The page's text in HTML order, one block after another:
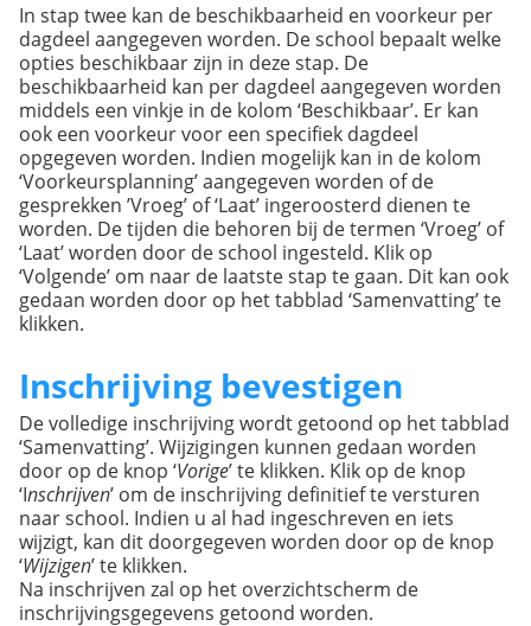
In stap twee kan de beschikbaarheid en voorkeur per
dagdeel aangegeven worden. De school bepaalt welke
opties beschikbaar zijn in deze stap. De
beschikbaarheid kan per dagdeel aangegeven worden
middels een vinkje in de kolom ‘Beschikbaar’. Er kan
ook een voorkeur voor een specifiek dagdeel
opgegeven worden. Indien mogelijk kan in de kolom
‘Voorkeursplanning’ aangegeven worden of de
gesprekken ’Vroeg’ of ‘Laat’ ingeroosterd dienen te
worden. De tijden die behoren bij de termen ‘Vroeg’ of
‘Laat’ worden door de school ingesteld. Klik op
‘Volgende’ om naar de laatste stap te gaan. Dit kan ook
gedaan worden door op het tabblad ‘Samenvatting’ te
klikken.
Inschrijving bevestigen
De volledige inschrijving wordt getoond op het tabblad
‘Samenvatting’. Wijzigingen kunnen gedaan worden
door op de knop ‘Vorige’ te klikken. Klik op de knop
‘Inschrijven’ om de inschrijving definitief te versturen
naar school. Indien u al had ingeschreven en iets
wijzigt, kan dit doorgegeven worden door op de knop
‘Wijzigen’ te klikken.
Na inschrijven zal op het overzichtscherm de
inschrijvingsgegevens getoond worden.